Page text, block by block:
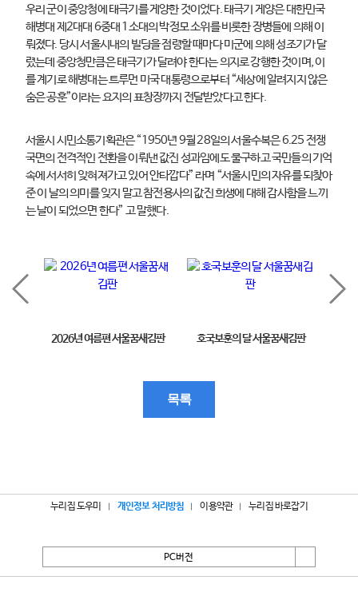
우리 군이 중앙청에 태극기를 게양한 것이었다. 태극기 게양은 대한민국
해병대 제2대대 6중대 1소대의 박정모 소위를 비롯한 장병들에 의해 이
뤄졌다. 당시 서울시내의 빌딩을 점령할 때마다 미군에 의해 성조기가 달
렸는데 중앙청만큼은 태극기가 달려야 한다는 의지로 강행한 것이며, 이
를 계기로 해병대는 트루먼 미국 대통령으로부터 “세상에 알려지지 않은
숨은 공훈”이라는 요지의 표창장까지 전달받았다고 한다.
서울시 시민소통기획관은 “1950년 9월 28일의 서울수복은 6.25 전쟁
국면의 전격적인 전환을 이뤄낸 값진 성과임에도 불구하고 국민들의 기억
속에 서서히 잊혀져가고 있어 안타깝다” 라며 “서울시민의 자유를 되찾아
준 이 날의 의미를 잊지 말고 참전용사의 값진 희생에 대해 감사함을 느끼
는 날이 되었으면 한다” 고 말했다.
2026년 여름편 서울꿈새김판 호국보훈의 달 서울꿈새김판
목록
누리집 도우미 개인정보 처리방침 이용약관 누리집 바로잡기
PC버전